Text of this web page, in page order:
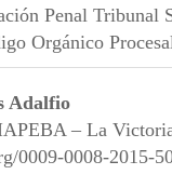
Penal Tribunal
Orgánico
Adalfio
– La
0009-0008-2015-